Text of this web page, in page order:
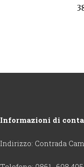
Informazioni di
Indirizzo: Contrada